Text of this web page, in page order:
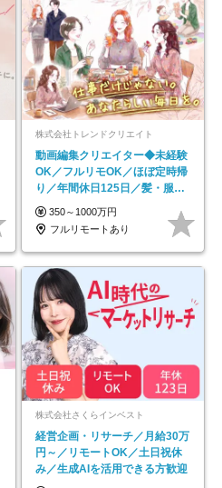
株式会社トレンドクリエイト
動画編集クリエイター◆未経験
OK／フルリモOK／ほぼ定時帰
り／年間休日125日／髪・服・
ネイル自由／副業OK
350～1000万円
フルリモートあり
株式会社さくらインベスト
経営企画・リサーチ／月給30万
円～／リモートOK／土日祝休
み／生成AIを活用できる方歓迎